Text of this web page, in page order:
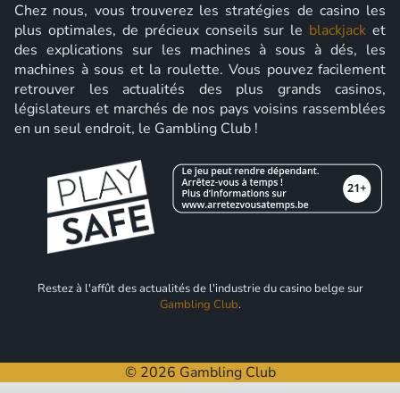
Chez nous, vous trouverez les stratégies de casino les
plus optimales, de précieux conseils sur le blackjack et
des explications sur les machines à sous à dés, les
machines à sous et la roulette. Vous pouvez facilement
retrouver les actualités des plus grands casinos,
législateurs et marchés de nos pays voisins rassemblées
en un seul endroit, le Gambling Club !
Restez à l'affût des actualités de l'industrie du casino belge sur
Gambling Club.
© 2026 Gambling Club